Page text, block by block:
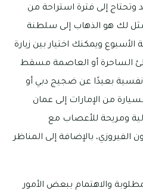
وتحتاج إلى فترة استراحة من
لك هو الذهاب إلى سلطنة
ويمكنك اختيار بين زيارة
الساحرة أو العاصمة مسقط
نفسية بعيدًا عن ضجيج دبي أو
من الإمارات إلى عمان
ومريحة للأعصاب مع
الفيروزي، بالإضافة إلى المناظر
والاهتمام ببعض الأمور